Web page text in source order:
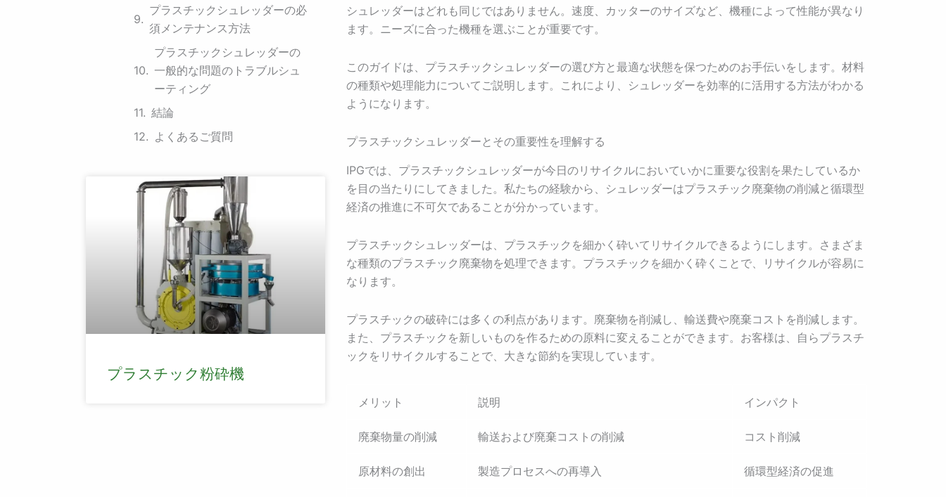
プラスチックシュレッダーの必
須メンテナンス方法
プラスチックシュレッダーの
一般的な問題のトラブルシュ
ーティング
結論
よくあるご質問
プラスチック粉砕機
シュレッダーはどれも同じではありません。速度、カッターのサイズなど、機種によって性能が異なり
ます。ニーズに合った機種を選ぶことが重要です。
このガイドは、プラスチックシュレッダーの選び方と最適な状態を保つためのお手伝いをします。材料
の種類や処理能力についてご説明します。これにより、シュレッダーを効率的に活用する方法がわかる
ようになります。
プラスチックシュレッダーとその重要性を理解する
IPGでは、プラスチックシュレッダーが今日のリサイクルにおいていかに重要な役割を果たしているか
を目の当たりにしてきました。私たちの経験から、シュレッダーはプラスチック廃棄物の削減と循環型
経済の推進に不可欠であることが分かっています。
プラスチックシュレッダーは、プラスチックを細かく砕いてリサイクルできるようにします。さまざま
な種類のプラスチック廃棄物を処理できます。プラスチックを細かく砕くことで、リサイクルが容易に
なります。
プラスチックの破砕には多くの利点があります。廃棄物を削減し、輸送費や廃棄コストを削減します。
また、プラスチックを新しいものを作るための原料に変えることができます。お客様は、自らプラスチ
ックをリサイクルすることで、大きな節約を実現しています。
メリット 説明 インパクト
廃棄物量の削減 輸送および廃棄コストの削減 コスト削減
原材料の創出 製造プロセスへの再導入 循環型経済の促進